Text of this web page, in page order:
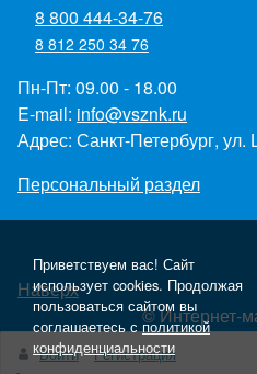
8 800 444-34-76
8 812 250 34 76
Пн-Пт: 09.00 - 18.00
E-mail: info@vsznk.ru
Адрес: Санкт-Петербург,
Персональный раздел
Наверх
© Интернет-
Создание и
Войти
Регистрация
Приветствуем вас! Сайт
использует cookies. Продолжая
пользоваться сайтом вы
соглашаетесь сполитикой
конфиденциальности